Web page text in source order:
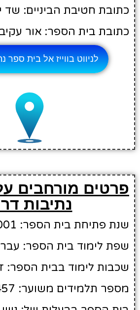
כתובת חטיבת הביניים: שד
כתובת בית הספר: אור
לניווט בווייז אל בית ספר
פרטים מורחבים
נתיבות
שנת פתיחת בית הספר: 2001
שפת לימוד בית הספר:
שכבות לימוד בבית הספר: ז
מספר תלמידים משוער: 457 תלמידים